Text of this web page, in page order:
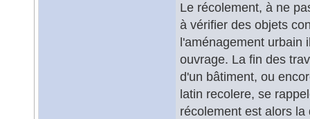
Le récolement, à ne
à vérifier des objets
l'aménagement urbain
ouvrage. La fin des
d'un bâtiment, ou
latin recolere, se
récolement est alors